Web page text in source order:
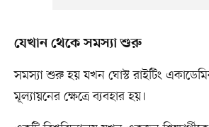
যেখান থেকে সমস্যা শুরু
সমস্যা শুরু হয় যখন ঘোস্ট রাইটিং একাডেমিক
মূল্যায়নের ক্ষেত্রে ব্যবহার হয়।